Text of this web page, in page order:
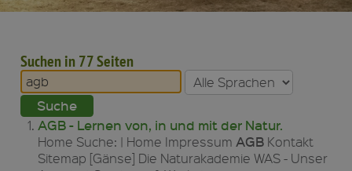
Suchen in 77 Seiten
AGB - Lernen von, in und mit der Natur.
Home Suche: | Home Impressum AGBKontakt
Sitemap [Gänse] Die Naturakademie WAS - Unser